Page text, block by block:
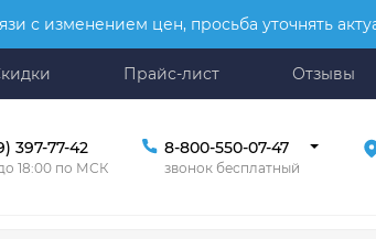
с изменением цен, просьба уточнять
Прайс-лист Отзывы
397-77-42
18:00 по МСК
8-800-550-07-47
звонок бесплатный